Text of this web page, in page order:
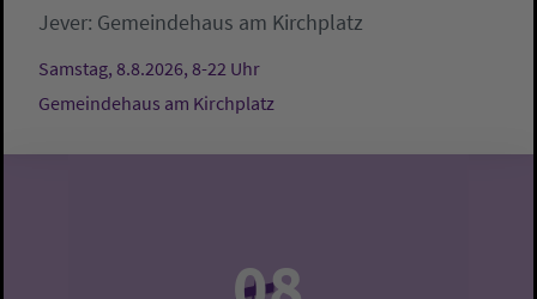
Jever: Gemeindehaus am Kirchplatz
Samstag, 8.8.2026, 8-22 Uhr
Gemeindehaus am Kirchplatz